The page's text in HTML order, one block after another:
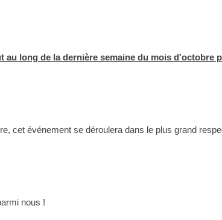
au long de la dernière semaine du mois d'octobre
cet événement se déroulera dans le plus grand
nous !